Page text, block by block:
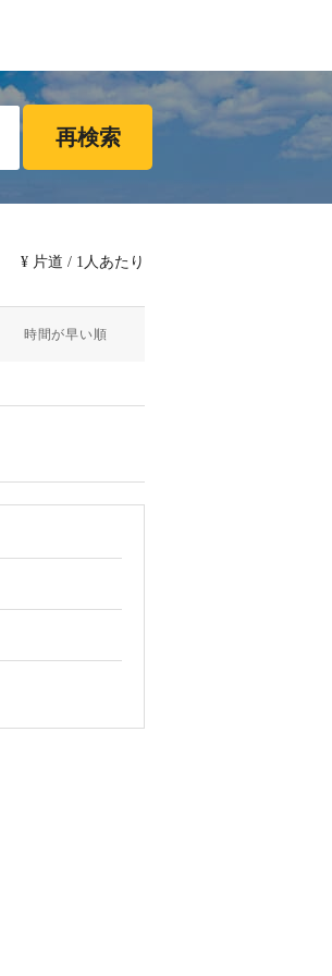
再検索
¥ 片道 / 1人あたり
時間が早い順